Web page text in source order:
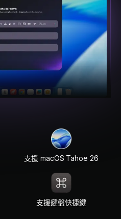
支援 macOS Tahoe 26
支援鍵盤快捷鍵